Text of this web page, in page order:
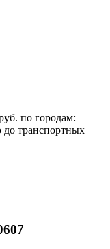
по городам:
до транспортных